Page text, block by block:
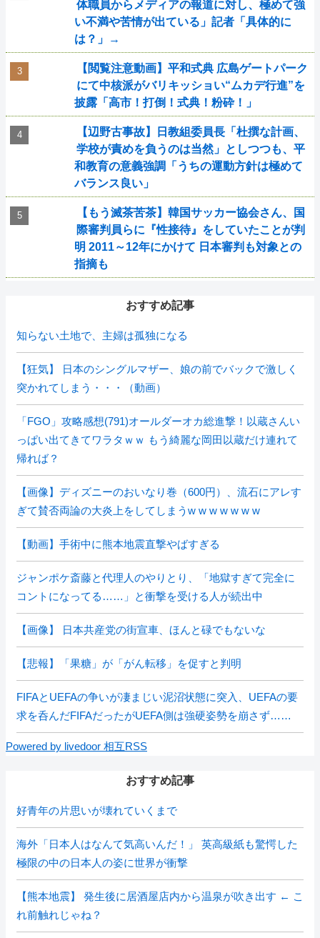
体職員からメディアの報道に対し、極めて強
い不満や苦情が出ている」記者「具体的に
は？」→
【閲覧注意動画】平和式典 広島ゲートパーク
にて中核派がバリキッショい“ムカデ行進”を
披露「高市！打倒！式典！粉砕！」
【辺野古事故】日教組委員長「杜撰な計画、
学校が責めを負うのは当然」としつつも、平
和教育の意義強調「うちの運動方針は極めて
バランス良い」
【もう滅茶苦茶】韓国サッカー協会さん、国
際審判員らに『性接待』をしていたことが判
明 2011～12年にかけて 日本審判も対象との
指摘も
おすすめ記事
知らない土地で、主婦は孤独になる
【狂気】 日本のシングルマザー、娘の前でバックで激しく
突かれてしまう・・・（動画）
「FGO」攻略感想(791)オールダーオカ総進撃！以蔵さんい
っぱい出てきてワラタｗｗ もう綺麗な岡田以蔵だけ連れて
帰れば？
【画像】ディズニーのおいなり巻（600円）、流石にアレす
ぎて賛否両論の大炎上をしてしまうw w w w w w w
【動画】手術中に熊本地震直撃やばすぎる
ジャンポケ斎藤と代理人のやりとり、「地獄すぎて完全に
コントになってる……」と衝撃を受ける人が続出中
【画像】 日本共産党の街宣車、ほんと碌でもないな
【悲報】「果糖」が「がん転移」を促すと判明
FIFAとUEFAの争いが凄まじい泥沼状態に突入、UEFAの要
求を呑んだFIFAだったがUEFA側は強硬姿勢を崩さず……
Powered by livedoor 相互RSS
おすすめ記事
好青年の片思いが壊れていくまで
海外「日本人はなんて気高いんだ！」 英高級紙も驚愕した
極限の中の日本人の姿に世界が衝撃
【熊本地震】 発生後に居酒屋店内から温泉が吹き出す ← こ
れ前触れじゃね？